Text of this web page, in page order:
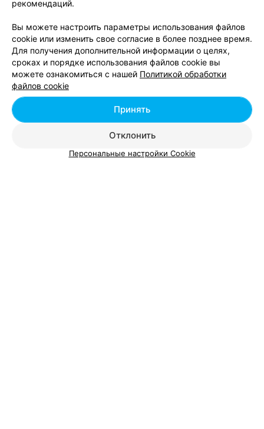
Wow effect beauty
Минск, ул. Мельникайте, 2 до 20:00
Метро : Фрунзенская Юбилейная
рекомендаций.
Вы можете настроить параметры использования файлов
cookie или изменить свое согласие в более позднее время.
Для получения дополнительной информации о целях,
сроках и порядке использования файлов cookie вы
можете ознакомиться с нашей Политикой обработки
файлов cookie
Отклонить
Принять
Персональные настройки Cookie